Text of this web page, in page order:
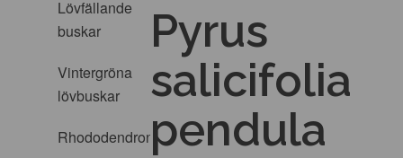
Lövfällande
buskar
Vintergröna
lövbuskar
Rhododendron
Pyrus
salicifolia
pendula